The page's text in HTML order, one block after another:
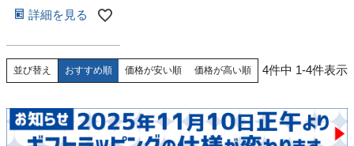
詳細を見る
並び替え おすすめ順 価格が安い順 価格が高い順 4件中 1-4件表示